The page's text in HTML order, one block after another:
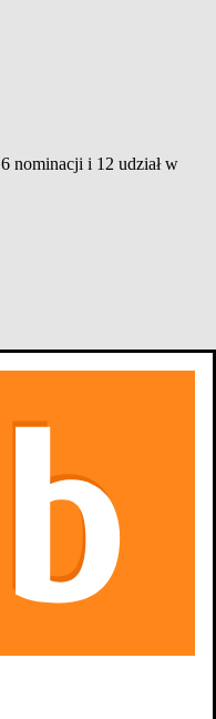
nominacji i 12 udział w